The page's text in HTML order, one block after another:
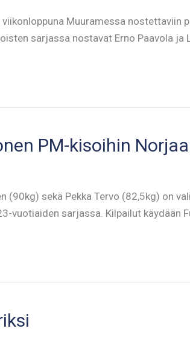
Muuramessa nostettaviin
sarjassa nostavat Erno Paavola ja
PM-kisoihin
(90kg) sekä Pekka Tervo (82,5kg) on
vuotiaiden sarjassa. Kilpailut käydään